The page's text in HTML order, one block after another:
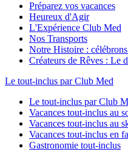
Préparez vos vacances
Heureux d'Agir
L'Expérience Club Med
Nos Transports
Notre Histoire :
Créateurs de Rêves : Le
Le tout-inclus par Club Med
Le tout-inclus par Club
Vacances tout-inclus au
Vacances tout-inclus au
Vacances tout-inclus en
Gastronomie tout-inclus